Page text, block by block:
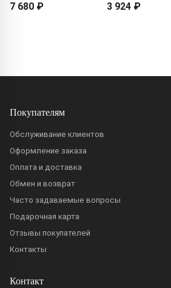
7 680 ₽
3 924 ₽
Покупателям
Обслуживание клиентов
Оформление заказа
Оплата и доставка
Обмен и возврат
Часто задаваемые вопросы
Подарочная карта
Отзывы покупателей
Контакты
Контакт